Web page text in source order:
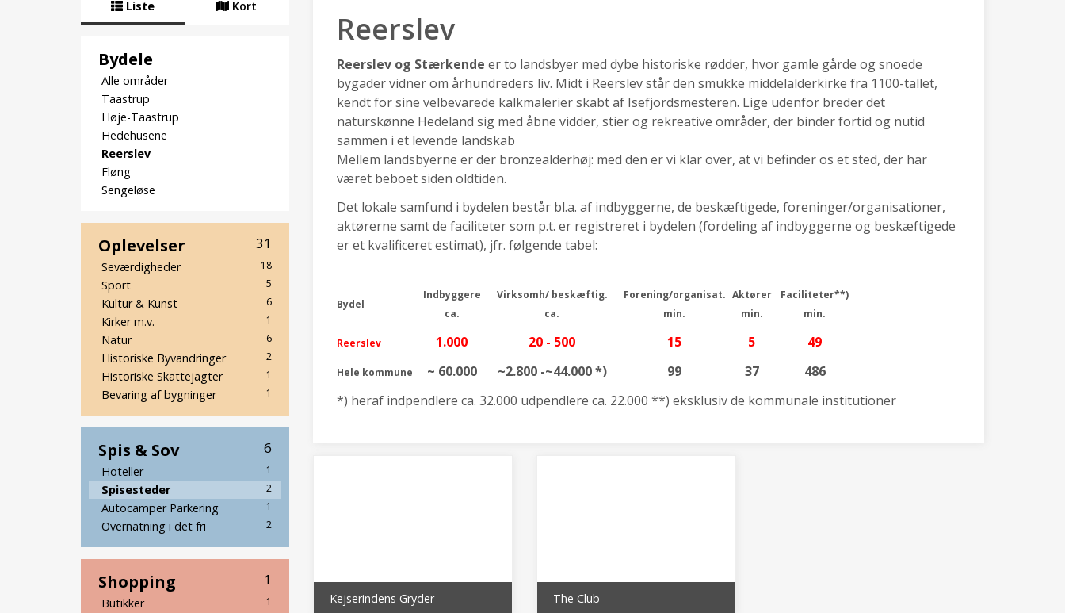
Liste Kort
Bydele
Alle områder
Taastrup
Høje-Taastrup
Hedehusene
Reerslev
Fløng
Sengeløse
31
Oplevelser
18
Seværdigheder
5
Sport
6
Kultur & Kunst
1
Kirker m.v.
6
Natur
2
Historiske Byvandringer
1
Historiske Skattejagter
1
Bevaring af bygninger
6
Spis & Sov
1
Hoteller
2
Spisesteder
1
Autocamper Parkering
2
Overnatning i det fri
1
Shopping
1
Butikker
Reerslev
Reerslev og Stærkende er to landsbyer med dybe historiske rødder, hvor gamle gårde og snoede
bygader vidner om århundreders liv. Midt i Reerslev står den smukke middelalderkirke fra 1100-tallet,
kendt for sine velbevarede kalkmalerier skabt af Isefjordsmesteren. Lige udenfor breder det
naturskønne Hedeland sig med åbne vidder, stier og rekreative områder, der binder fortid og nutid
sammen i et levende landskab
Mellem landsbyerne er der bronzealderhøj: med den er vi klar over, at vi befinder os et sted, der har
været beboet siden oldtiden.
Det lokale samfund i bydelen består bl.a. af indbyggerne, de beskæftigede, foreninger/organisationer,
aktørerne samt de faciliteter som p.t. er registreret i bydelen (fordeling af indbyggerne og beskæftigede
er et kvalificeret estimat), jfr. følgende tabel:
Bydel
Indbyggere
ca.
Virksomh/ beskæftig.
ca.
Forening/organisat.
min.
Aktører
min.
Faciliteter**)
min.
Reerslev 1.000 20 - 500 15 5 49
Hele kommune ~ 60.000 ~2.800 -~44.000 *) 99 37
486
*) heraf indpendlere ca. 32.000 udpendlere ca. 22.000 **) eksklusiv de kommunale institutioner
Kejserindens Gryder The Club